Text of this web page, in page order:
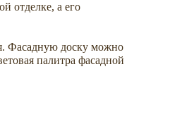
отделке, а его
Фасадную доску можно
палитра фасадной